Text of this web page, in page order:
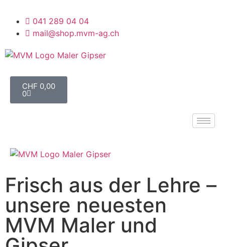
041 289 04 04
mail@shop.mvm-ag.ch
CHF 0,00
0
Frisch aus der Lehre –
unsere neuesten
MVM Maler und